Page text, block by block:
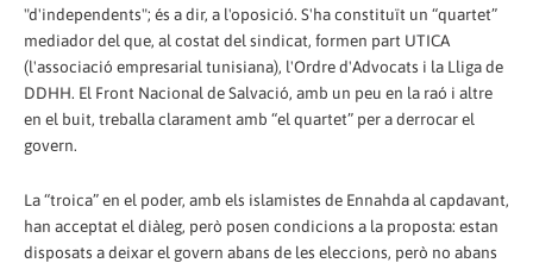
"d'independents"; és a dir, a l'oposició. S'ha constituït un “quartet”
mediador del que, al costat del sindicat, formen part UTICA
(l'associació empresarial tunisiana), l'Ordre d'Advocats i la Lliga de
DDHH. El Front Nacional de Salvació, amb un peu en la raó i altre
en el buit, treballa clarament amb “el quartet” per a derrocar el
govern.
La “troica” en el poder, amb els islamistes de Ennahda al capdavant,
han acceptat el diàleg, però posen condicions a la proposta: estan
disposats a deixar el govern abans de les eleccions, però no abans